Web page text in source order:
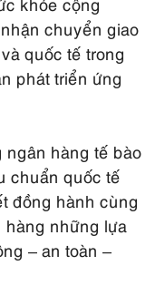
chuyển giao
quốc tế trong
phát triển ứng
hàng tế bào
chuẩn quốc tế
đồng hành cùng
những lựa
– an toàn –